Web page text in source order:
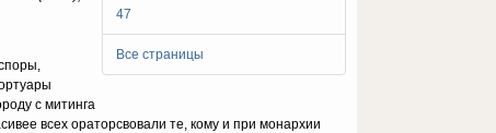
47
Все страницы
с митинга
всех ораторсвовали те, кому и при монархии